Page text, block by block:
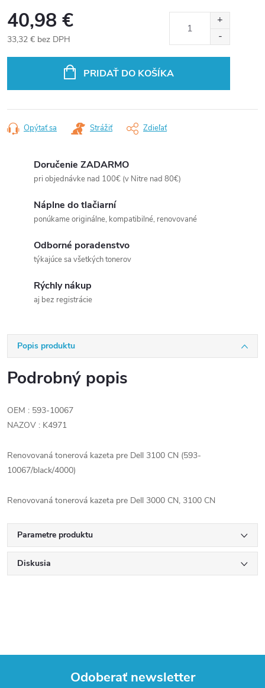
40,98 €
33,32 € bez DPH
PRIDAŤ DO KOŠÍKA
Opýtať sa Strážiť Zdieľať
Doručenie ZADARMO
pri objednávke nad 100€ (v Nitre nad 80€)
Náplne do tlačiarní
ponúkame originálne, kompatibilné, renovované
Odborné poradenstvo
týkajúce sa všetkých tonerov
Rýchly nákup
aj bez registrácie
Popis produktu
Podrobný popis
OEM : 593-10067
NAZOV : K4971
Renovovaná tonerová kazeta pre Dell 3100 CN (593-
10067/black/4000)
Renovovaná tonerová kazeta pre Dell 3000 CN, 3100 CN
Parametre produktu
Diskusia
Odoberať newsletter